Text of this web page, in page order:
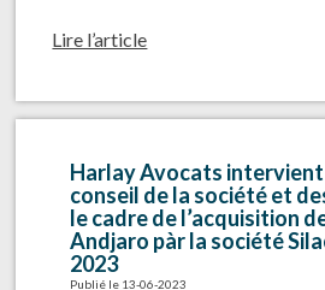
Lire l’article
Harlay Avocats intervient
conseil de la société et
le cadre de l’acquisition
Andjaro pàr la société
2023
Publié le 13-06-2023